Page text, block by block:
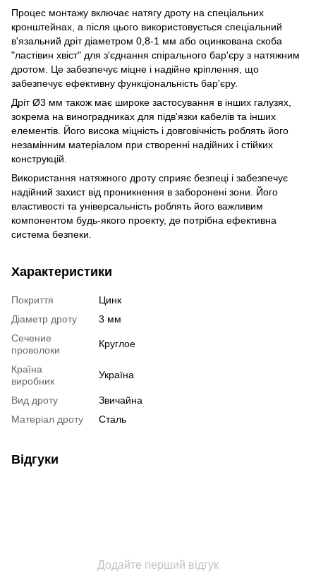
Процес монтажу включає натягу дроту на спеціальних
кронштейнах, а після цього використовується спеціальний
в'язальний дріт діаметром 0,8-1 мм або оцинкована скоба
"ластівин хвіст" для з'єднання спірального бар'єру з натяжним
дротом. Це забезпечує міцне і надійне кріплення, що
забезпечує ефективну функціональність бар'єру.
Дріт Ø3 мм також має широке застосування в інших галузях,
зокрема на виноградниках для підв'язки кабелів та інших
елементів. Його висока міцність і довговічність роблять його
незамінним матеріалом при створенні надійних і стійких
конструкцій.
Використання натяжного дроту сприяє безпеці і забезпечує
надійний захист від проникнення в заборонені зони. Його
властивості та універсальність роблять його важливим
компонентом будь-якого проекту, де потрібна ефективна
система безпеки.
Характеристики
Покриття
Цинк
Діаметр дроту
3 мм
Сечение
проволоки
Круглое
Країна
виробник
Україна
Вид дроту
Звичайна
Матеріал дроту
Сталь
Відгуки
Додайте перший відгук